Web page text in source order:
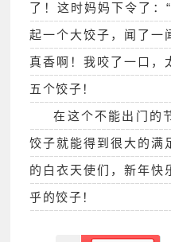
了！这时妈妈下令了：
起一个大饺子，闻了一
真香啊！我咬了一口，
五个饺子！
在这个不能出门的
饺子就能得到很大的满
的白衣天使们，新年快
乎的饺子！